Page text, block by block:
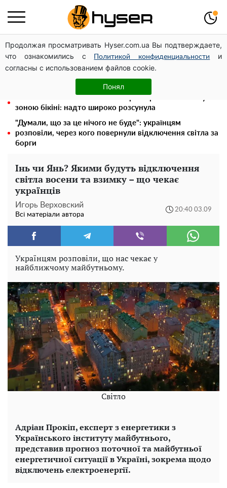
Продолжая просматривать Hyser.com.ua Вы подтверждаете,
что ознакомились с
Политикой конфиденциальности
и
согласны с использованием файлов cookie.
Понял
Гола Олена Тополя у цікавих позах змусила відвисати
щелепи: злив відео – було лише початком
Олена Тополя злив відео – це далеко не все: фронтмен
"Антитіла" Тарас Тополя став наступним
зоною бікіні: надто широко розсунула
"Думали, що за це нічого не буде": українцям
розповіли, через кого повернули відключення світла за
борги
Інь чи Янь? Якими будуть відключення
світла восени та взимку – що чекає
українців
Игорь Верховский
Всі матеріали автора
20:40 03.09
Українцям розповіли, що нас чекає у
найближчому майбутньому.
Світло
Адріан Прокіп, експерт з енергетики з
Українського інституту майбутнього,
представив прогноз поточної та майбутньої
енергетичної ситуації в Україні, зокрема щодо
відключень електроенергії.